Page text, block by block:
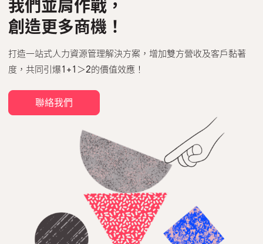
我們並肩作戰，
創造更多商機！
打造一站式人力資源管理解決方案，增加雙方營收及客戶黏著
度，共同引爆1+1＞2的價值效應！
聯絡我們